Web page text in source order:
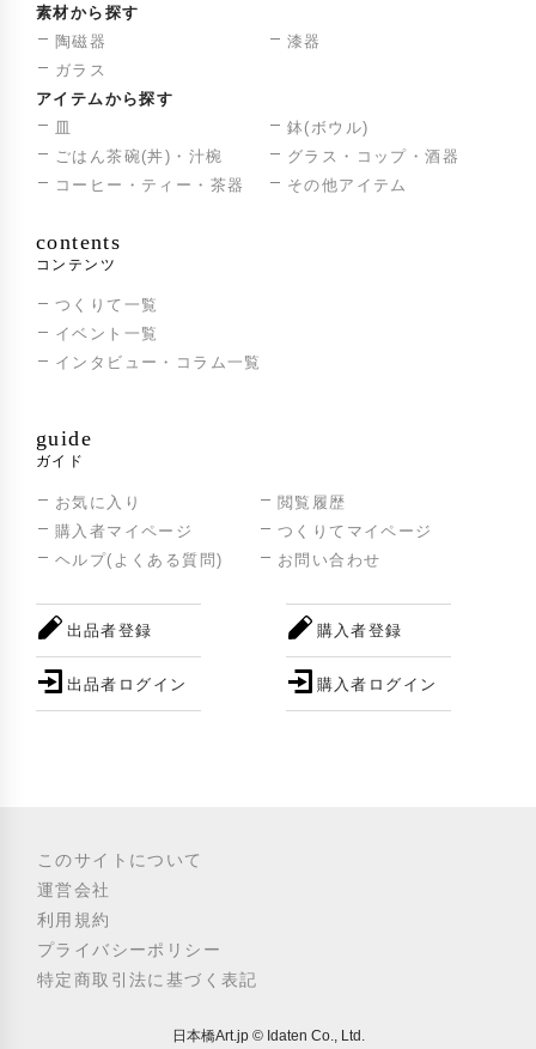
各地の百貨店にて、毎年作品展を開催
素材から探す
陶磁器
漆器
ガラス
アイテムから探す
皿
鉢(ボウル)
ごはん茶碗(丼)・汁椀
グラス・コップ・酒器
コーヒー・ティー・茶器
その他アイテム
contents
コンテンツ
つくりて一覧
イベント一覧
インタビュー・コラム一覧
guide
ガイド
お気に入り
閲覧履歴
購入者マイページ
つくりてマイページ
ヘルプ(よくある質問)
お問い合わせ
出品者登録
出品者ログイン
購入者登録
購入者ログイン
このサイトについて
運営会社
利用規約
プライバシーポリシー
特定商取引法に基づく表記
日本橋Art.jp © Idaten Co., Ltd.